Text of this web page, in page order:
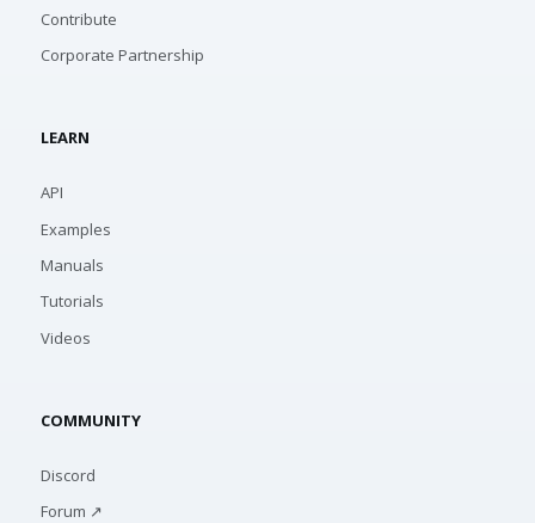
Contribute
Corporate Partnership
LEARN
API
Examples
Manuals
Tutorials
Videos
COMMUNITY
Discord
Forum ↗